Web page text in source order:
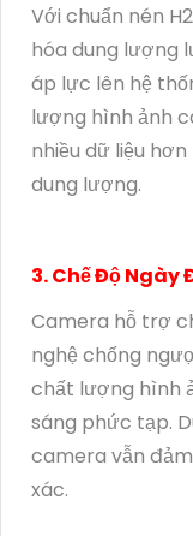
Với chuẩn nén
hóa dung lượng
áp lực lên hệ
lượng hình ảnh
nhiều dữ liệu
dung lượng.
3. Chế Độ Ngày
Camera hỗ trợ
nghệ chống
chất lượng hình
sáng phức tạp.
camera vẫn
xác.